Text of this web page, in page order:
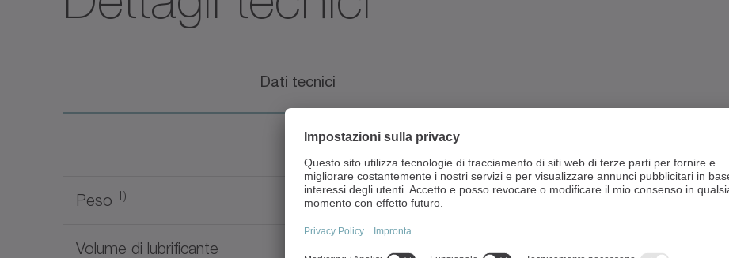
Dati tecnici
Peso 1)
Volume di lubrificante